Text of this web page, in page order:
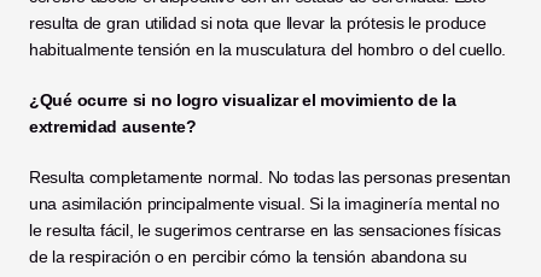
resulta de gran utilidad si nota que llevar la prótesis le produce
habitualmente tensión en la musculatura del hombro o del cuello.
¿Qué ocurre si no logro visualizar el movimiento de la
extremidad ausente?
Resulta completamente normal. No todas las personas presentan
una asimilación principalmente visual. Si la imaginería mental no
le resulta fácil, le sugerimos centrarse en las sensaciones físicas
de la respiración o en percibir cómo la tensión abandona su